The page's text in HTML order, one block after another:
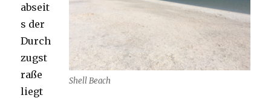
Shell Beach
abseit
s der
Durch
zugst
raße
liegt